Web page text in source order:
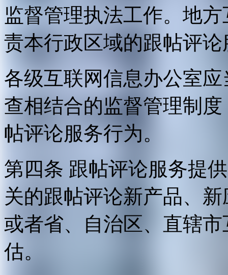
监督管理执法工作。地
责本行政区域的跟帖评
各级互联网信息办公室
查相结合的监督管理制
帖评论服务行为。
第四条 跟帖评论服务提
关的跟帖评论新产品、
或者省、自治区、直辖
估。